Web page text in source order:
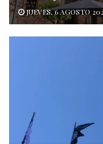
JUEVES, 6 AGOSTO